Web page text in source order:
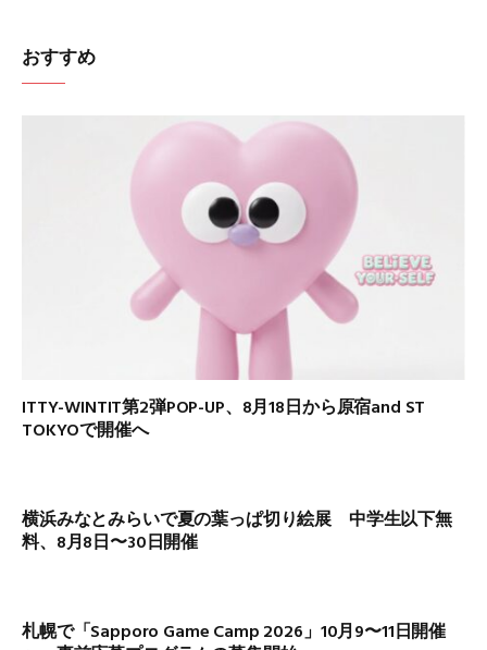
おすすめ
ITTY-WINTIT第2弾POP-UP、8月18日から原宿and ST
TOKYOで開催へ
横浜みなとみらいで夏の葉っぱ切り絵展 中学生以下無
料、8月8日〜30日開催
札幌で「Sapporo Game Camp 2026」10月9〜11日開催